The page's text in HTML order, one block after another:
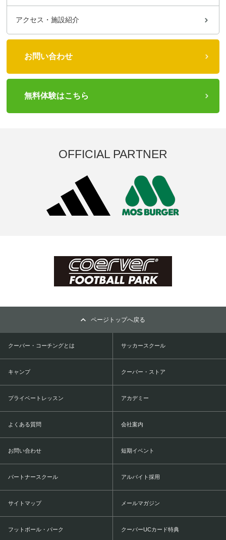
アクセス・施設紹介
お問い合わせ
無料体験はこちら
OFFICIAL PARTNER
ページトップへ戻る
クーバー・コーチングとは サッカースクール
キャンプ クーバー・ストア
プライベートレッスン アカデミー
よくある質問 会社案内
お問い合わせ 短期イベント
パートナースクール アルバイト採用
サイトマップ メールマガジン
フットボール・パーク クーバーUCカード特典